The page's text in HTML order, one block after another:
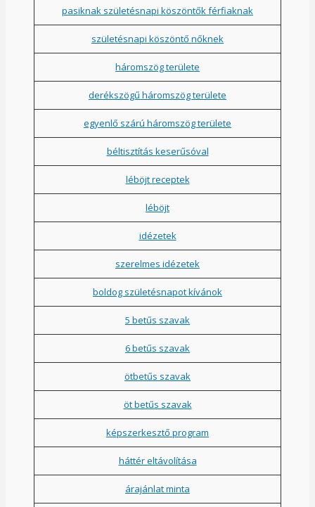
pasiknak születésnapi köszöntők férfiaknak
születésnapi köszöntő nőknek
háromszög területe
derékszögű háromszög területe
egyenlő szárú háromszög területe
béltisztítás keserűsóval
léböjt receptek
léböjt
idézetek
szerelmes idézetek
boldog születésnapot kívánok
5 betűs szavak
6 betűs szavak
ötbetűs szavak
öt betűs szavak
képszerkesztő program
háttér eltávolítása
árajánlat minta